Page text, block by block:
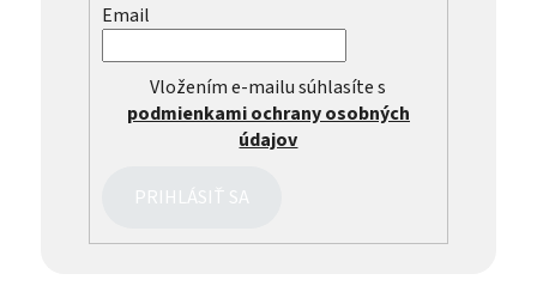
Email
Vložením e-mailu súhlasíte s
podmienkami ochrany osobných
údajov
PRIHLÁSIŤ SA